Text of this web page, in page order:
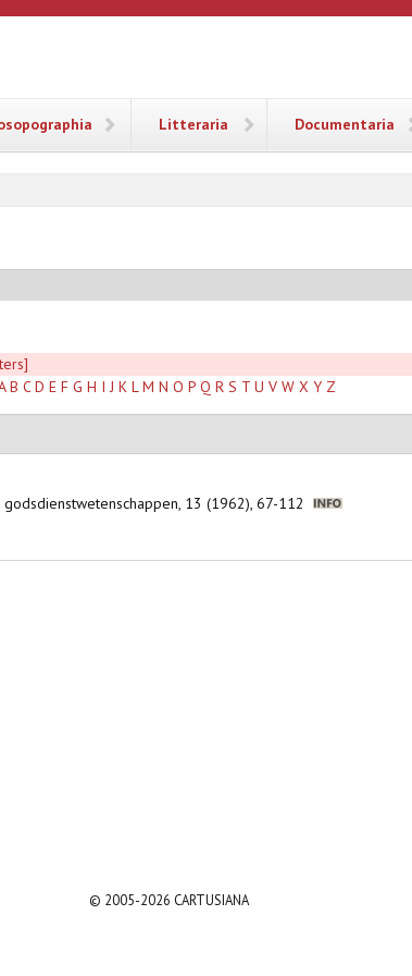
Litteraria Documentaria
B C D E F G H I J K L M N O P Q R S T U V W X Y Z
13 (1962), 67-112
© 2005-2026 CARTUSIANA